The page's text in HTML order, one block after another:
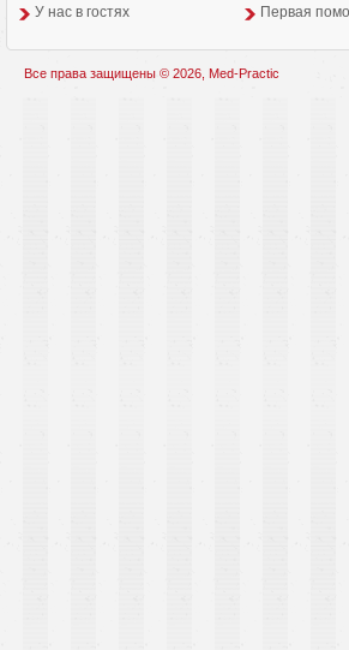
У нас в гостях
Первая
Все права защищены © 2026, Med-Practic